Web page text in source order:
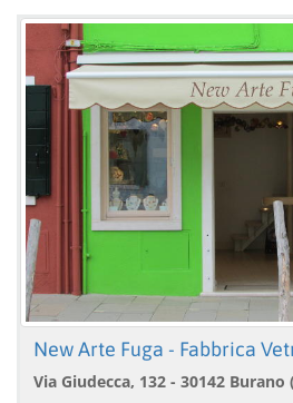
New Arte Fuga - Fabbrica
Via Giudecca, 132 - 30142 Burano